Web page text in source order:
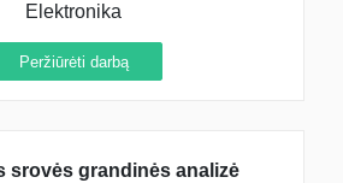
Elektronika
Peržiūrėti darbą
srovės grandinės analizė